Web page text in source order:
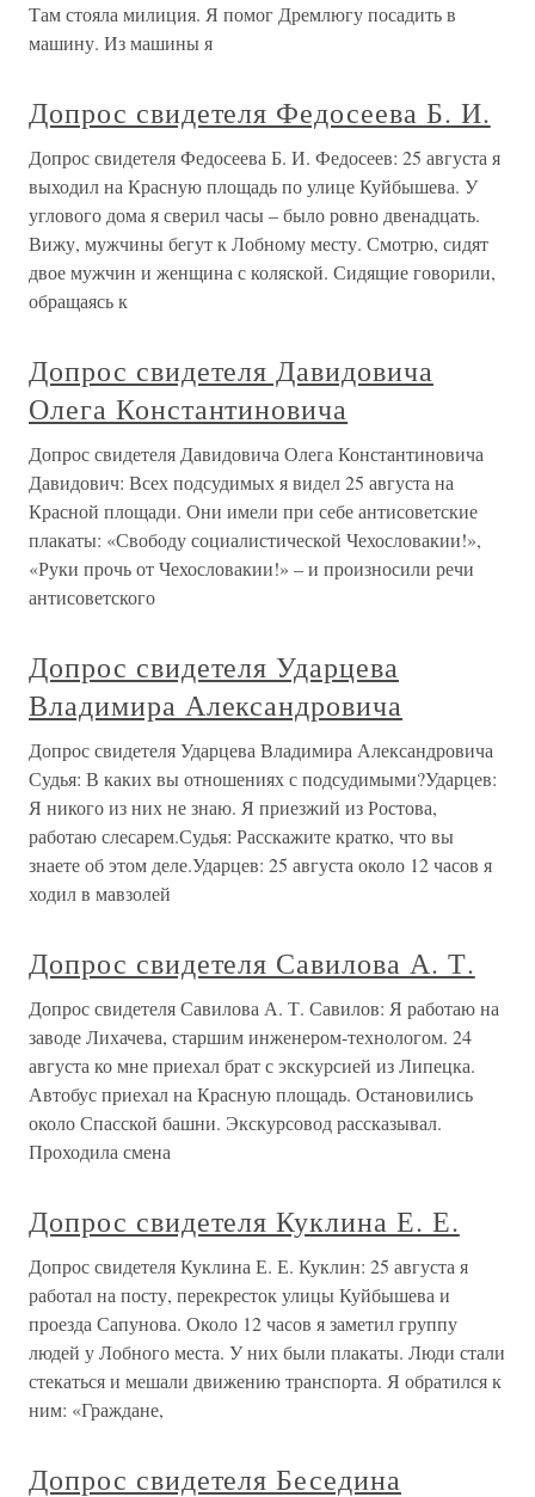
Там стояла милиция. Я помог Дремлюгу посадить в
машину. Из машины я
Допрос свидетеля Федосеева Б. И.
Допрос свидетеля Федосеева Б. И. Федосеев: 25 августа я
выходил на Красную площадь по улице Куйбышева. У
углового дома я сверил часы – было ровно двенадцать.
Вижу, мужчины бегут к Лобному месту. Смотрю, сидят
двое мужчин и женщина с коляской. Сидящие говорили,
обращаясь к
Допрос свидетеля Давидовича
Олега Константиновича
Допрос свидетеля Давидовича Олега Константиновича
Давидович: Всех подсудимых я видел 25 августа на
Красной площади. Они имели при себе антисоветские
плакаты: «Свободу социалистической Чехословакии!»,
«Руки прочь от Чехословакии!» – и произносили речи
антисоветского
Допрос свидетеля Ударцева
Владимира Александровича
Допрос свидетеля Ударцева Владимира Александровича
Судья: В каких вы отношениях с подсудимыми?Ударцев:
Я никого из них не знаю. Я приезжий из Ростова,
работаю слесарем.Судья: Расскажите кратко, что вы
знаете об этом деле.Ударцев: 25 августа около 12 часов я
ходил в мавзолей
Допрос свидетеля Савилова А. Т.
Допрос свидетеля Савилова А. Т. Савилов: Я работаю на
заводе Лихачева, старшим инженером-технологом. 24
августа ко мне приехал брат с экскурсией из Липецка.
Автобус приехал на Красную площадь. Остановились
около Спасской башни. Экскурсовод рассказывал.
Проходила смена
Допрос свидетеля Куклина Е. Е.
Допрос свидетеля Куклина Е. Е. Куклин: 25 августа я
работал на посту, перекресток улицы Куйбышева и
проезда Сапунова. Около 12 часов я заметил группу
людей у Лобного места. У них были плакаты. Люди стали
стекаться и мешали движению транспорта. Я обратился к
ним: «Граждане,
Допрос свидетеля Беседина